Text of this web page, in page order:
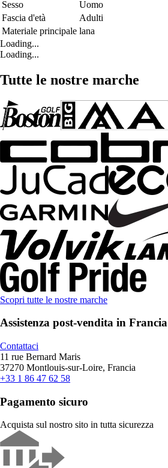
Sesso
Uomo
Fascia d'età
Adulti
Materiale principale lana
Loading...
Loading...
Tutte le nostre marche
Scopri tutte le nostre marche
Assistenza post-vendita in Francia
Contattaci
11 rue Bernard Maris
37270 Montlouis-sur-Loire, Francia
+33 1 86 47 62 58
Pagamento sicuro
Acquista sul nostro sito in tutta sicurezza